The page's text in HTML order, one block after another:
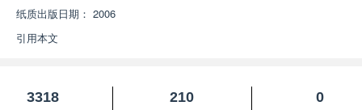
纸质出版日期： 2006
引用本文
3318
210
0